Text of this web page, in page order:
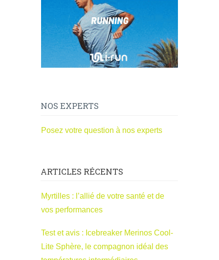
NOS EXPERTS
Posez votre question à nos experts
ARTICLES RÉCENTS
Myrtilles : l’allié de votre santé et de
vos performances
Test et avis : Icebreaker Merinos Cool-
Lite Sphère, le compagnon idéal des